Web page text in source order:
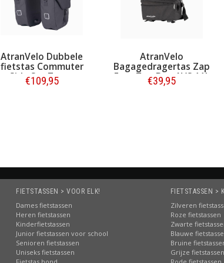
AtranVelo Dubbele
fietstas Commuter
Side Set Zwart
€109,95
AtranVelo
Bagagedragertas Zap
Easy Top Bag AVS 11L
Zwart
€39,95
FIETSTASSEN > VOOR ELK!
Dames fietstassen
Heren fietstassen
Kinderfietstassen
Junior fietstassen voor school
Senioren fietstassen
Uniseks fietstassen
FIETSTASSEN >
Zilveren
Roze fietstassen
Zwarte
Blauwe
Bruine
Grijze fietstassen